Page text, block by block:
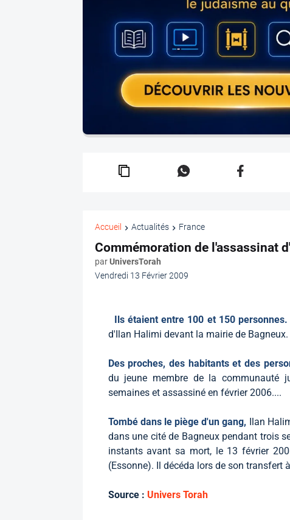
Accueil Actualités France
Commémoration de l'assassinat
parUniversTorah
Vendredi 13 Février 2009
Ils étaient entre 100 et 150 personnes.
d'Ilan Halimi devant la mairie de Bagneux.
Des proches, des habitants et des
du jeune membre de la communauté
semaines et assassiné en février 2006....
Tombé dans le piège d'un gang, Ilan
dans une cité de Bagneux pendant trois
instants avant sa mort, le 13 février
(Essonne). Il décéda lors de son transfert
Source : Univers Torah